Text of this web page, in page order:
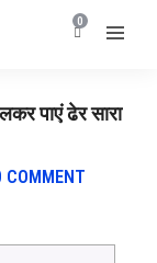
0
पाएं ढेर सारा
COMMENT